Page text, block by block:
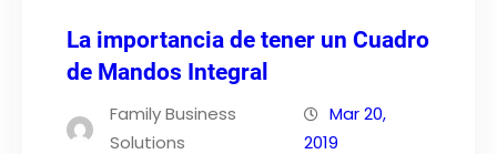
La importancia de tener un Cuadro
de Mandos Integral
Family Business
Solutions
Mar 20,
2019